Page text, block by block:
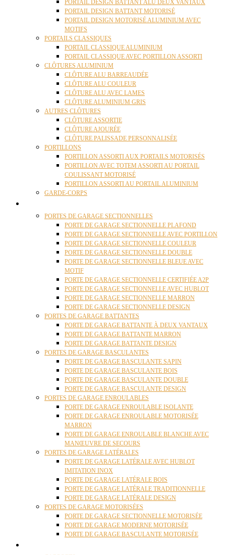
PORTAIL DESIGN BATTANT ALU DEUX VANTAUX
PORTAIL DESIGN BATTANT MOTORISÉ
PORTAIL DESIGN MOTORISÉ ALUMINIUM AVEC
MOTIFS
PORTAILS CLASSIQUES
PORTAIL CLASSIQUE ALUMINIUM
PORTAIL CLASSIQUE AVEC PORTILLON ASSORTI
CLÔTURES ALUMINIUM
CLÔTURE ALU BARREAUDÉE
CLÔTURE ALU COULEUR
CLÔTURE ALU AVEC LAMES
CLÔTURE ALUMINIUM GRIS
AUTRES CLÔTURES
CLÔTURE ASSORTIE
CLÔTURE AJOURÉE
CLÔTURE PALISSADE PERSONNALISÉE
PORTILLONS
PORTILLON ASSORTI AUX PORTAILS MOTORISÉS
PORTILLON AVEC TOTEM ASSORTI AU PORTAIL
COULISSANT MOTORISÉ
PORTILLON ASSORTI AU PORTAIL ALUMINIUM
GARDE-CORPS
PORTES DE GARAGE SECTIONNELLES
PORTE DE GARAGE SECTIONNELLE PLAFOND
PORTE DE GARAGE SECTIONNELLE AVEC PORTILLON
PORTE DE GARAGE SECTIONNELLE COULEUR
PORTE DE GARAGE SECTIONNELLE DOUBLE
PORTE DE GARAGE SECTIONNELLE BLEUE AVEC
MOTIF
PORTE DE GARAGE SECTIONNELLE CERTIFIÉE A2P
PORTE DE GARAGE SECTIONNELLE AVEC HUBLOT
PORTE DE GARAGE SECTIONNELLE MARRON
PORTE DE GARAGE SECTIONNELLE DESIGN
PORTES DE GARAGE BATTANTES
PORTE DE GARAGE BATTANTE À DEUX VANTAUX
PORTE DE GARAGE BATTANTE MARRON
PORTE DE GARAGE BATTANTE DESIGN
PORTES DE GARAGE BASCULANTES
PORTE DE GARAGE BASCULANTE SAPIN
PORTE DE GARAGE BASCULANTE BOIS
PORTE DE GARAGE BASCULANTE DOUBLE
PORTE DE GARAGE BASCULANTE DESIGN
PORTES DE GARAGE ENROULABLES
PORTE DE GARAGE ENROULABLE ISOLANTE
PORTE DE GARAGE ENROULABLE MOTORISÉE
MARRON
PORTE DE GARAGE ENROULABLE BLANCHE AVEC
MANŒUVRE DE SECOURS
PORTES DE GARAGE LATÉRALES
PORTE DE GARAGE LATÉRALE AVEC HUBLOT
IMITATION INOX
PORTE DE GARAGE LATÉRALE BOIS
PORTE DE GARAGE LATÉRALE TRADITIONNELLE
PORTE DE GARAGE LATÉRALE DESIGN
PORTES DE GARAGE MOTORISÉES
PORTE DE GARAGE SECTIONNELLE MOTORISÉE
PORTE DE GARAGE MODERNE MOTORISÉE
PORTE DE GARAGE BASCULANTE MOTORISÉE